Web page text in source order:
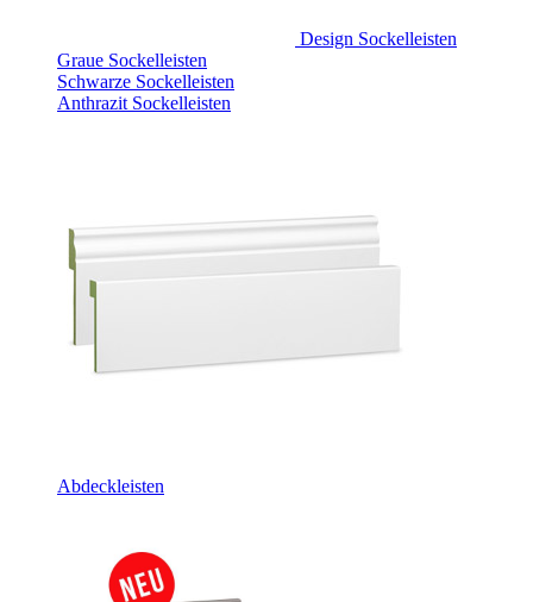
Design Sockelleisten
Graue Sockelleisten
Schwarze Sockelleisten
Anthrazit Sockelleisten
Abdeckleisten